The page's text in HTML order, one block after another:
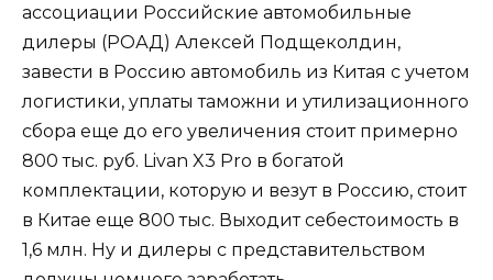
ассоциации Российские автомобильные
дилеры (РОАД) Алексей Подщеколдин,
завести в Россию автомобиль из Китая с учетом
логистики, уплаты таможни и утилизационного
сбора еще до его увеличения стоит примерно
800 тыс. руб. Livan X3 Pro в богатой
комплектации, которую и везут в Россию, стоит
в Китае еще 800 тыс. Выходит себестоимость в
1,6 млн. Ну и дилеры с представительством